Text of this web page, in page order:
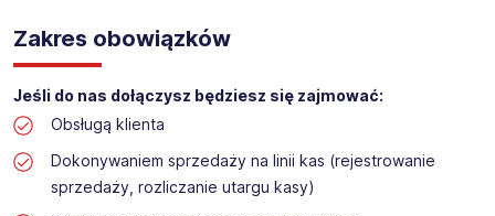
Pośrednictwa Pracy i Doradztwa Personalnego Work &
Profit jest obecnie jedną z największych niezależnych
polskich agencji zatrudnienia. W ciągu wielu lat naszej
działalności daliśmy pracę przeszło 50 000 pracowników
w całym kraju. Skutecznie znajdujemy pracowników dla
największych firm, jak również małych rodzinnych
przedsiębiorstw w Polsce. Agencja jest wpisana pod nr
396 w Krajowym Rejestrze Agencji Zatrudnienia.
Zakres obowiązków
Jeśli do nas dołączysz będziesz się zajmować:
Obsługą klienta
Dokonywaniem sprzedaży na linii kas (rejestrowanie
sprzedaży, rozliczanie utargu kasy)